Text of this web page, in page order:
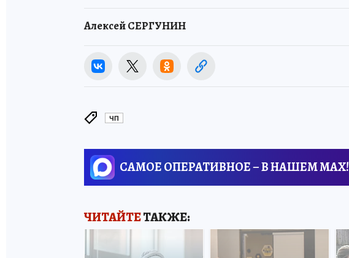
Алексей СЕРГУНИН
ЧП
САМОЕ ОПЕРАТИВНОЕ – В НАШЕМ MAX!
ЧИТАЙТЕТАКЖЕ: